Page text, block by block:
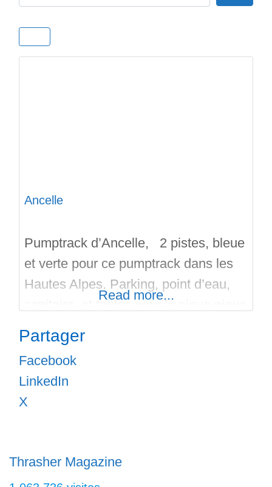
Ancelle
Pumptrack d’Ancelle, 2 pistes, bleue
et verte pour ce pumptrack dans les
Hautes Alpes. Parking, point d’eau,
sanitaire, et tables pour le pique nique
asphalte bitumineux est a été
construit en 2019. Il convient aux
VTT, BMX ,Roller, Skate, Surf Skate,
et bien sur pour nos amis
Read more...
Partager
Facebook
LinkedIn
X
Thrasher Magazine